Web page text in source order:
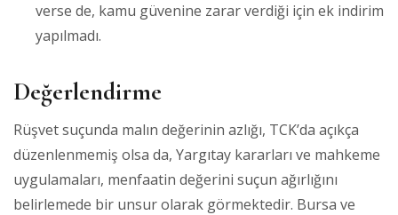
verse de, kamu güvenine zarar verdiği için ek indirim
yapılmadı.
Değerlendirme
Rüşvet suçunda malın değerinin azlığı, TCK’da açıkça
düzenlenmemiş olsa da, Yargıtay kararları ve mahkeme
uygulamaları, menfaatin değerini suçun ağırlığını
belirlemede bir unsur olarak görmektedir. Bursa ve